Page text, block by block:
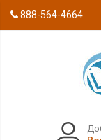
888-564-4664